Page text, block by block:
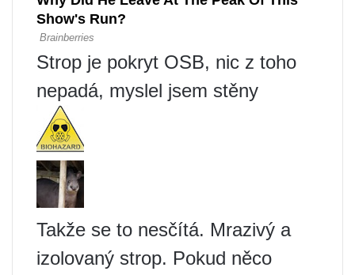
Strop je pokryt OSB, nic z toho
nepadá, myslel jsem stěny
Takže se to nesčítá. Mrazivý a
izolovaný strop. Pokud něco